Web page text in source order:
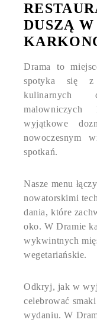
KUCHNIA
ZOBACZ
DUSZĄ W
Drama to
spotyka się z
kulinarnych
malowniczych
wyjątkowe
nowoczesnym
spotkań.
Nasze menu
nowatorskimi
dania, które
oko. W Dramie
wykwintnych
wegetariańskie.
Odkryj, jak w
celebrować
wydaniu. W